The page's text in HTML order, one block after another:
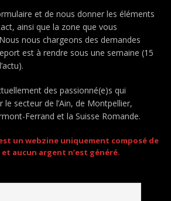
et de nous donner les éléments
ainsi que la zone que vous
nous chargeons des demandes
est à rendre sous une semaine (15
des passionné(e)s qui
secteur de l’Ain, de Montpellier,
Ferrand et la Suisse Romande.
un webzine uniquement composé de
aucun argent n’est généré.